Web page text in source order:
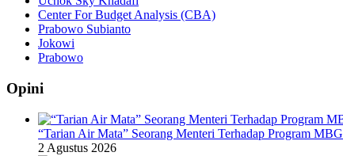
Center For Budget Analysis (CBA)
Prabowo Subianto
Jokowi
Prabowo
Opini
“Tarian Air Mata” Seorang Menteri Terhadap Program MBG
2 Agustus 2026